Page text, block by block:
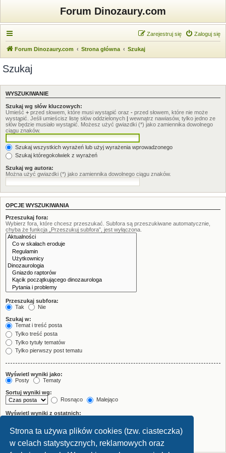
Strona ta używa plików cookies (tzw. ciasteczka)
w celach statystycznych, reklamowych oraz
Forum Dinozaury.com
Zaloguj się
Zarejestruj się
Forum Dinozaury.com Strona główna Szukaj
Szukaj
WYSZUKIWANIE
Szukaj wg słów kluczowych:
Umieść + przed słowem, które musi wystąpić oraz - przed słowem, które nie może
wystąpić. Jeśli umieścisz listę słów oddzielonych | wewnątrz nawiasów, tylko jedno ze
słów będzie musiało wystąpić. Możesz użyć gwiazdki (*) jako zamiennika dowolnego
ciągu znaków.
Szukaj wszystkich wyrażeń lub użyj wyrażenia wprowadzonego
Szukaj któregokolwiek z wyrażeń
Szukaj wg autora:
Można użyć gwiazdki (*) jako zamiennika dowolnego ciągu znaków.
OPCJE WYSZUKIWANIA
Przeszukaj fora:
Wybierz fora, które chcesz przeszukać. Subfora są przeszukiwane automatycznie,
chyba że funkcja „Przeszukuj subfora”, jest wyłączona.
Przeszukaj subfora:
Tak
Nie
Szukaj w:
Temat i treść posta
Tylko treść posta
Tylko tytuły tematów
Tylko pierwszy post tematu
Wyświetl wyniki jako:
Posty
Tematy
Sortuj wyniki wg:
Rosnąco
Malejąco
Wyświetl wyniki z ostatnich:
Wyświetl pierwsze:
znaków w poście